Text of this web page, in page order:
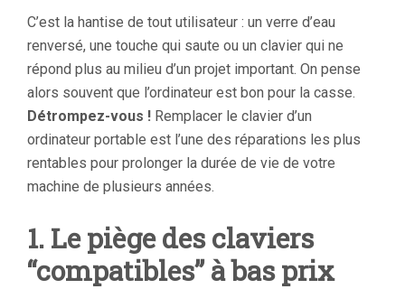
C’est la hantise de tout utilisateur : un verre d’eau
renversé, une touche qui saute ou un clavier qui ne
répond plus au milieu d’un projet important. On pense
alors souvent que l’ordinateur est bon pour la casse.
Détrompez-vous ! Remplacer le clavier d’un
ordinateur portable est l’une des réparations les plus
rentables pour prolonger la durée de vie de votre
machine de plusieurs années.
1. Le piège des claviers
“compatibles” à bas prix